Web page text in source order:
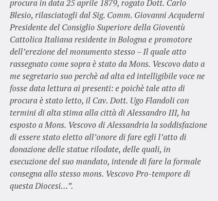
procura in data 25 aprile 1879, rogato Dott. Carlo
Blesio, rilasciatogli dal Sig. Comm. Giovanni Acquderni
Presidente del Consiglio Superiore della Gioventù
Cattolica Italiana residente in Bologna e promotore
dell’erezione del monumento stesso – Il quale atto
rassegnato come sopra è stato da Mons. Vescovo dato a
me segretario suo perchè ad alta ed intelligibile voce ne
fosse data lettura ai presenti: e poichè tale atto di
procura è stato letto, il Cav. Dott. Ugo Flandoli con
termini di alta stima alla città di Alessandro III, ha
esposto a Mons. Vescovo di Alessandria la soddisfazione
di essere stato eletto all’onore di fare egli l’atto di
donazione delle statue rilodate, delle quali, in
esecuzione del suo mandato, intende di fare la formale
consegna allo stesso mons. Vescovo Pro-tempore di
questa Diocesi…”.